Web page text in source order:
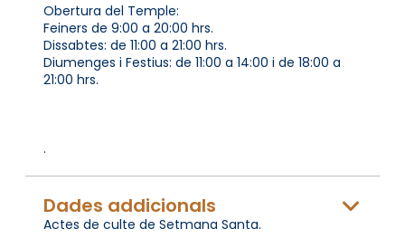
Obertura del Temple:
Feiners de 9:00 a 20:00 hrs.
Dissabtes: de 11:00 a 21:00 hrs.
Diumenges i Festius: de 11:00 a 14:00 i de 18:00 a
21:00 hrs.
.
Dades addicionals
Actes de culte de Setmana Santa.